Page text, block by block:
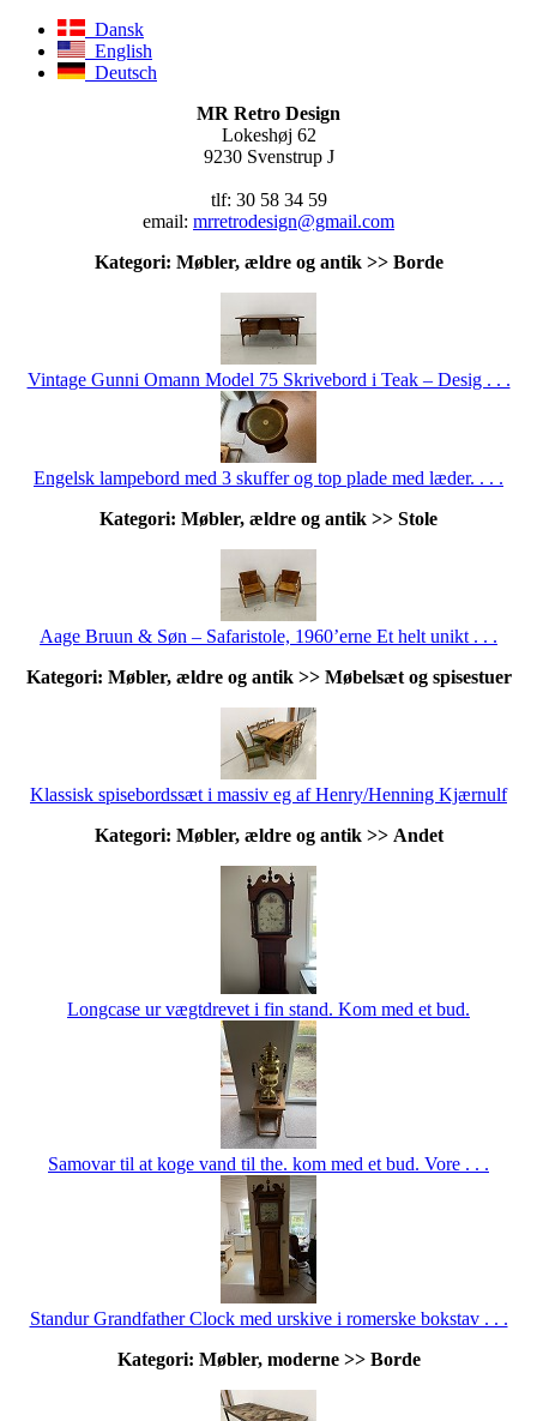
Dansk
English
Deutsch
MR Retro Design
Lokeshøj 62
9230 Svenstrup J
tlf: 30 58 34 59
email: mrretrodesign@gmail.com
Kategori: Møbler, ældre og antik >> Borde
Vintage Gunni Omann Model 75 Skrivebord i Teak – Desig . . .
Engelsk lampebord med 3 skuffer og top plade med læder. . . .
Kategori: Møbler, ældre og antik >> Stole
Aage Bruun & Søn – Safaristole, 1960’erne Et helt unikt . . .
Kategori: Møbler, ældre og antik >> Møbelsæt og spisestuer
Klassisk spisebordssæt i massiv eg af Henry/Henning Kjærnulf
Kategori: Møbler, ældre og antik >> Andet
Longcase ur vægtdrevet i fin stand. Kom med et bud.
Samovar til at koge vand til the. kom med et bud. Vore . . .
Standur Grandfather Clock med urskive i romerske bokstav . . .
Kategori: Møbler, moderne >> Borde